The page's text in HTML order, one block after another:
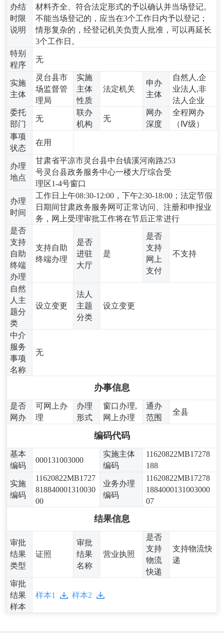
办结
时限
说明
材料齐全、符合法定形式的予以确认并当场登记。
不能当场登记的，应当在3个工作日内予以登记；
情形复杂的，经登记机关负责人批准，可以再延长
3个工作日。
特别
程序
无
实施
主体
灵台县市
场监督管
理局
实施
主体
性质
法定机关
申办
主体
自然人,企
业法人,非
法人企业
委托
部门
无
联办
机构
无
网办
深度
全程网办
（Ⅳ级）
事项
状态
在用
办理
地点
甘肃省平凉市灵台县中台镇溪河南路253
号灵台县政务服务中心一楼大厅综合受
理区1-4号窗口
办理
时间
工作日上午08:30-12:00，下午2:30-18:00；法定节假
日期间甘肃政务服务网可正常访问、注册和申报业
务，网上受理审批工作将在节后正常进行
是否
支持
自助
终端
办理
支持自助
终端办理
是否
进驻
大厅
是
是否
支持
网上
支付
不支持
自然
人主
题分
类
设立变更
法人
主题
分类
设立变更
中介
服务
事项
名称
无
办事信息
是否
网办
可网上办
理
办理
形式
窗口办理,
网上办理
通办
范围
全县
编码代码
基本
编码
000131003000
实施主体
编码
11620822MB17278
188
实施
编码
11620822MB1727
818840001310030
00
业务办理
编码
11620822MB17278
1884000131003000
07
结果信息
审批
结果
类型
证照
审批
结果
名称
营业执照
是否
支持
物流
快递
支持物流快
递
审批
结果
样本
样本1 样本2